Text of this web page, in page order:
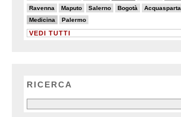
Ravenna
3/20 Maputo
4/20 Salerno
4/20 Bogotà
2/20 Acquasparta
3/20
4/20
Medicina
6/20 Palermo
2/20
VEDI TUTTI
RICERCA